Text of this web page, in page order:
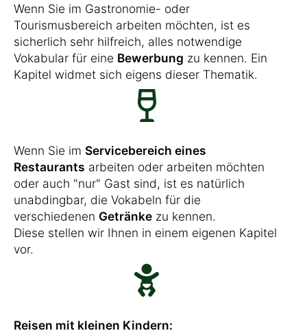
Wenn Sie im Gastronomie- oder
Tourismusbereich arbeiten möchten, ist es
sicherlich sehr hilfreich, alles notwendige
Vokabular für eine Bewerbung zu kennen. Ein
Kapitel widmet sich eigens dieser Thematik.
Wenn Sie im Servicebereich eines
Restaurants arbeiten oder arbeiten möchten
oder auch "nur" Gast sind, ist es natürlich
unabdingbar, die Vokabeln für die
verschiedenen Getränke zu kennen.
Diese stellen wir Ihnen in einem eigenen Kapitel
vor.
Reisen mit kleinen Kindern: